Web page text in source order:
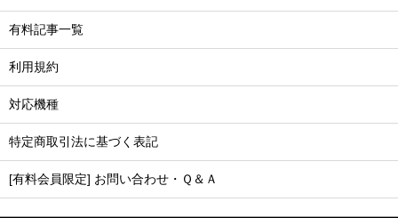
有料記事一覧
利用規約
対応機種
特定商取引法に基づく表記
[有料会員限定] お問い合わせ・Ｑ＆Ａ